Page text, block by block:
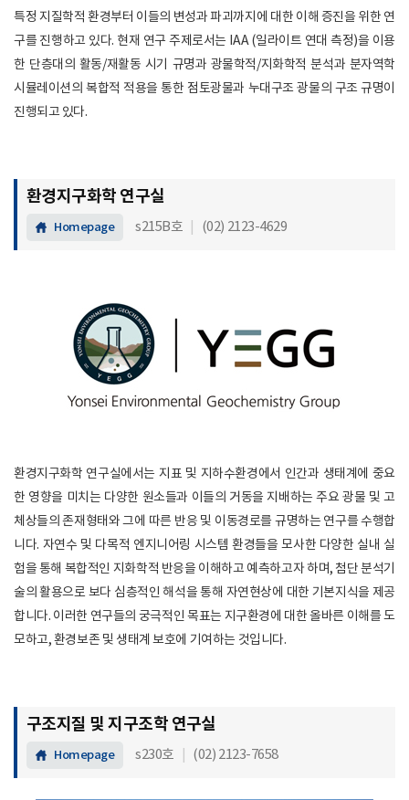
특정 지질학적 환경부터 이들의 변성과 파괴까지에 대한 이해 증진을 위한 연
구를 진행하고 있다. 현재 연구 주제로서는 IAA (일라이트 연대 측정)을 이용
한 단층대의 활동/재활동 시기 규명과 광물학적/지화학적 분석과 분자역학
시뮬레이션의 복합적 적용을 통한 점토광물과 누대구조 광물의 구조 규명이
진행되고 있다.
환경지구화학 연구실
Homepage s215B호 (02) 2123-4629
환경지구화학 연구실에서는 지표 및 지하수환경에서 인간과 생태계에 중요
한 영향을 미치는 다양한 원소들과 이들의 거동을 지배하는 주요 광물 및 고
체상들의 존재형태와 그에 따른 반응 및 이동경로를 규명하는 연구를 수행합
니다. 자연수 및 다목적 엔지니어링 시스템 환경들을 모사한 다양한 실내 실
험을 통해 복합적인 지화학적 반응을 이해하고 예측하고자 하며, 첨단 분석기
술의 활용으로 보다 심층적인 해석을 통해 자연현상에 대한 기본지식을 제공
합니다. 이러한 연구들의 궁극적인 목표는 지구환경에 대한 올바른 이해를 도
모하고, 환경보존 및 생태계 보호에 기여하는 것입니다.
구조지질 및 지구조학 연구실
Homepage s230호 (02) 2123-7658